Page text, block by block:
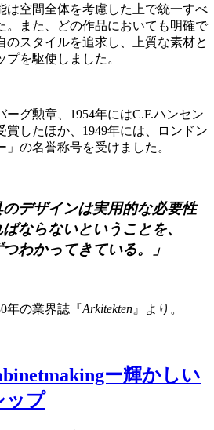
は空間全体を考慮した上で統一すべ
。また、どの作品においても明確で
のスタイルを追求し、上質な素材と
を駆使しました。
ーグ勲章、1954年にはC.F.ハンセン
賞したほか、1949年には、ロンドン
の名誉称号を受けました。
のデザインは実用的な必要性
ならないということを、
わかってきている。」
年の業界誌『Arkitekten 』より。
ー輝かしい
ップ